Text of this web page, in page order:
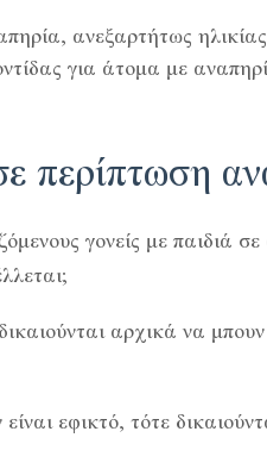
ανεξαρτήτως
για άτομα με
περίπτωση
γονείς με παιδιά
αρχικά να
εφικτό, τότε